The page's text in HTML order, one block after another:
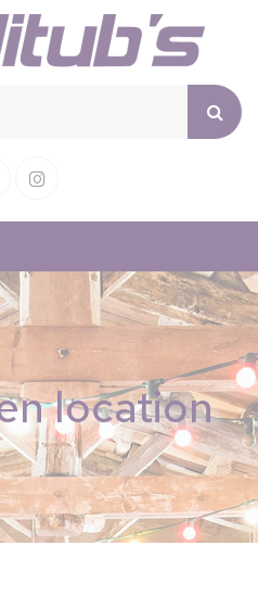
FacebookInstagram
location